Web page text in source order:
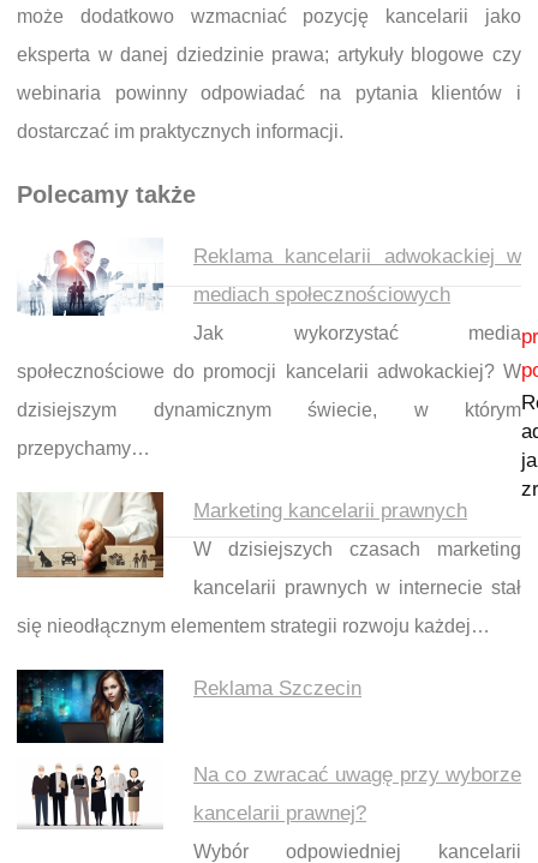
może dodatkowo wzmacniać pozycję kancelarii jako
eksperta w danej dziedzinie prawa; artykuły blogowe czy
webinaria powinny odpowiadać na pytania klientów i
dostarczać im praktycznych informacji.
Polecamy także
Reklama kancelarii adwokackiej w
mediach społecznościowych
Jak wykorzystać media
społecznościowe do promocji kancelarii adwokackiej? W
dzisiejszym dynamicznym świecie, w którym
przepychamy…
Marketing kancelarii prawnych
W dzisiejszych czasach marketing
kancelarii prawnych w internecie stał
się nieodłącznym elementem strategii rozwoju każdej…
Reklama Szczecin
Na co zwracać uwagę przy wyborze
kancelarii prawnej?
Wybór odpowiedniej kancelarii
Nawigacja wpisu